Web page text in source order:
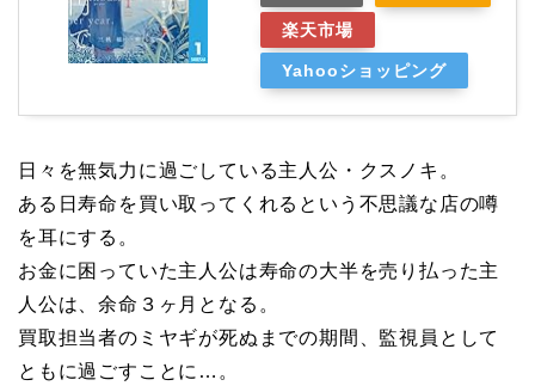
楽天市場
Yahooショッピング
日々を無気力に過ごしている主人公・クスノキ。
ある日寿命を買い取ってくれるという不思議な店の噂
を耳にする。
お金に困っていた主人公は寿命の大半を売り払った主
人公は、余命３ヶ月となる。
買取担当者のミヤギが死ぬまでの期間、監視員として
ともに過ごすことに…。